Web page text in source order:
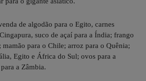
de algodão para o Egito, carnes
suco de açaí para a Índia; frango
mamão para o Chile; arroz para o Quênia;
Egito e África do Sul; ovos para a
a Zâmbia.